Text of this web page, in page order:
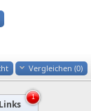
Vergleichen (0)
Links
1